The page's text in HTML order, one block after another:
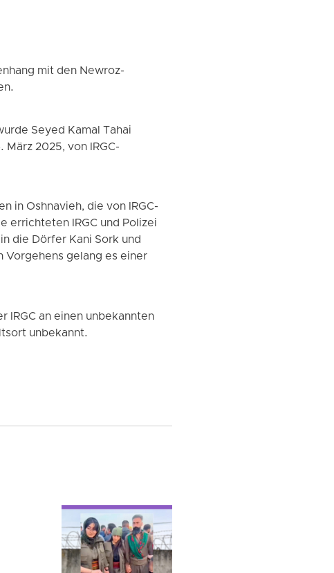
mit den Newroz-
Seyed Kamal Tahai
2025, von IRGC-
in Oshnavieh, die von IRGC-
errichteten IRGC und Polizei
die Dörfer Kani Sork und
gelang es einer
IRGC an einen unbekannten
unbekannt.